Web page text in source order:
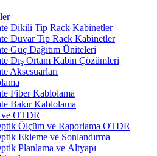
Dikili Tip Rack Kabinetler
Duvar Tip Rack Kabinetler
Güç Dağıtım Üniteleri
Dış Ortam Kabin Çözümleri
Aksesuarları
Fiber Kablolama
Bakır Kablolama
OTDR
Ölçüm ve Raporlama OTDR
Ekleme ve Sonlandırma
Planlama ve Altyapı